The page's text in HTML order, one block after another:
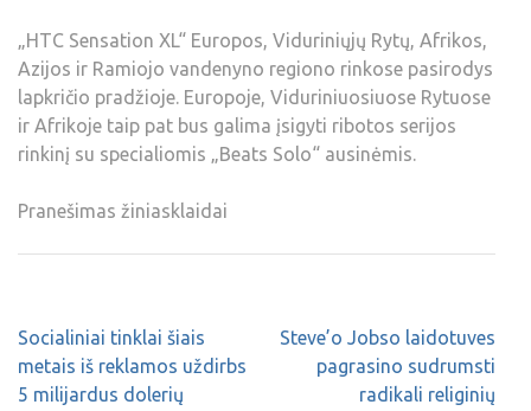
„HTC Sensation XL“ Europos, Viduriniųjų Rytų, Afrikos,
Azijos ir Ramiojo vandenyno regiono rinkose pasirodys
lapkričio pradžioje. Europoje, Viduriniuosiuose Rytuose
ir Afrikoje taip pat bus galima įsigyti ribotos serijos
rinkinį su specialiomis „Beats Solo“ ausinėmis.
Pranešimas žiniasklaidai
Socialiniai tinklai šiais
metais iš reklamos uždirbs
5 milijardus dolerių
Steve’o Jobso laidotuves
pagrasino sudrumsti
radikali religinių